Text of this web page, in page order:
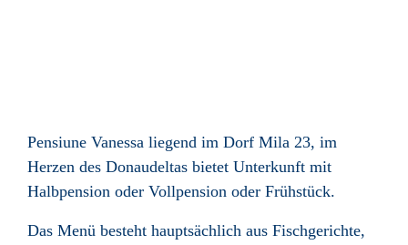
Pensiune Vanessa liegend im Dorf Mila 23, im
Herzen des Donaudeltas bietet Unterkunft mit
Halbpension oder Vollpension oder Frühstück.
Das Menü besteht hauptsächlich aus Fischgerichte,